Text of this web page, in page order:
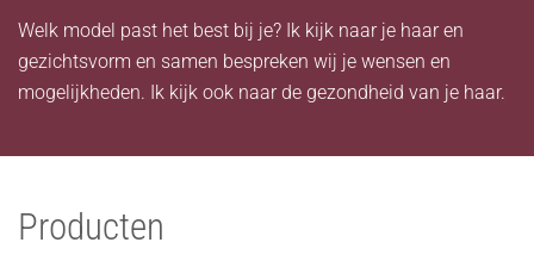
Welk model past het best bij je? Ik kijk naar je haar en
gezichtsvorm en samen bespreken wij je wensen en
mogelijkheden. Ik kijk ook naar de gezondheid van je haar.
Producten